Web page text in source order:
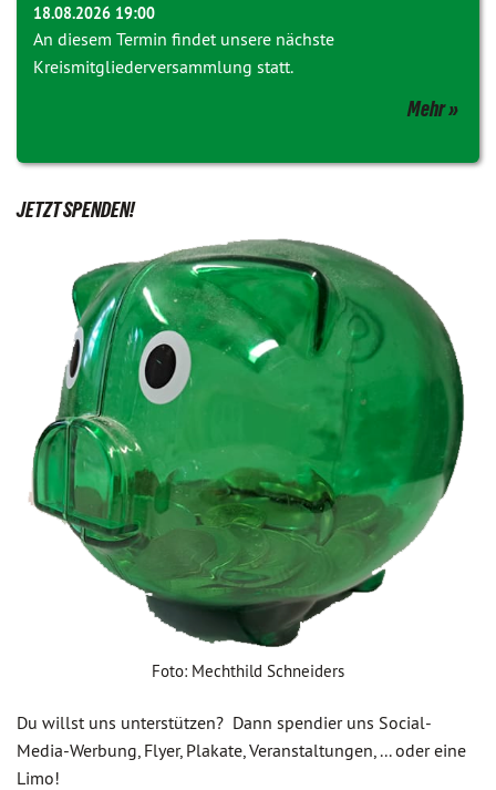
18.08.2026 19:00
An diesem Termin findet unsere nächste
Kreismitgliederversammlung statt.
Mehr
JETZT SPENDEN!
Foto: Mechthild Schneiders
Du willst uns unterstützen? Dann spendier uns Social-
Media-Werbung, Flyer, Plakate, Veranstaltungen, ... oder eine
Limo!